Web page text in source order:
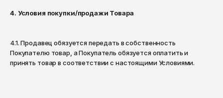
4. Условия покупки/продажи Товара
4.1. Продавец обязуется передать в собственность
Покупателю товар, а Покупатель обязуется оплатить и
принять товар в соответствии с настоящими Условиями.